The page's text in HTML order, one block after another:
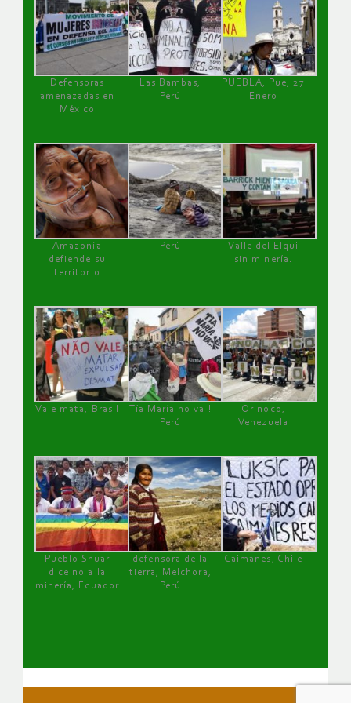
Defensoras
amenazadas en
México
Las Bambas,
Perú
PUEBLA, Pue, 27
Enero
Amazonía
defiende su
territorio
Perú
Valle del Elqui
sin minería.
Vale mata, Brasil
Tía María no va !
Perú
Orinoco,
Venezuela
Pueblo Shuar
dice no a la
minería, Ecuador
defensora de la
tierra, Melchora,
Perú
Caimanes, Chile